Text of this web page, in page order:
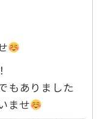
もありました
ませ